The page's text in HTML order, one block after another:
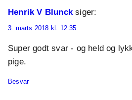
Henrik V Blunck siger:
3. marts 2018 kl. 12:35
Super godt svar - og held og
pige.
Besvar